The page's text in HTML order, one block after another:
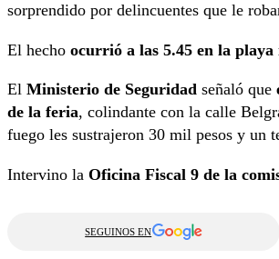
sorprendido por delincuentes que le
El hecho ocurrió a las 5.45 en la
El Ministerio de Seguridad señaló que
de la feria, colindante con la calle
fuego les sustrajeron 30 mil pesos y un
Intervino la Oficina Fiscal 9 de la
SEGUINOS EN